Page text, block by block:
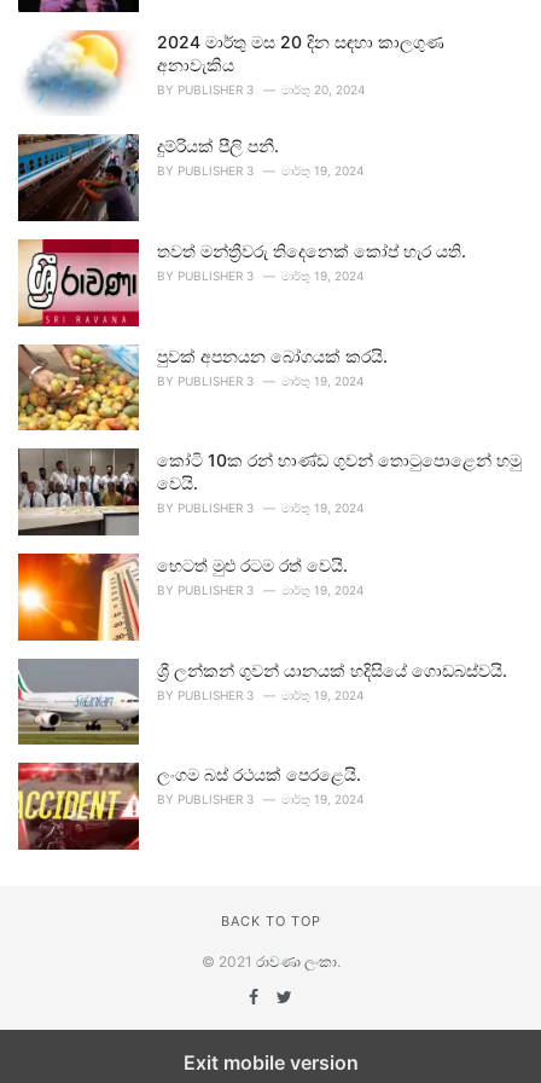
2024 මාර්තු මස 20 දින සඳහා කාලගුණ
අනාවැකිය
BY PUBLISHER 3 මාර්තු 20, 2024
දුම්රියක් පීලි පනී.
BY PUBLISHER 3 මාර්තු 19, 2024
තවත් මන්ත්‍රීවරු තිදෙනෙක් කෝප් හැර යති.
BY PUBLISHER 3 මාර්තු 19, 2024
පුවක් අපනයන බෝගයක් කරයි.
BY PUBLISHER 3 මාර්තු 19, 2024
කෝටි 10ක රන් භාණ්ඩ ගුවන් තොටුපොළෙන් හමු
වෙයි.
BY PUBLISHER 3 මාර්තු 19, 2024
හෙටත් මුළු රටම රත් වෙයි.
BY PUBLISHER 3 මාර්තු 19, 2024
ශ්‍රී ලන්කන් ගුවන් යානයක් හදිසියේ ගොඩබස්වයි.
BY PUBLISHER 3 මාර්තු 19, 2024
ලංගම බස් රථයක් පෙරළෙයි.
BY PUBLISHER 3 මාර්තු 19, 2024
BACK TO TOP
© 2021 රාවණා ලංකා.
Exit mobile version